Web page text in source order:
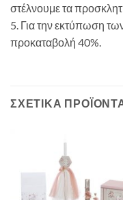
στέλνουμε τα
5. Για την εκτύπωση
προκαταβολή 40%.
ΣΧΕΤΙΚΆ